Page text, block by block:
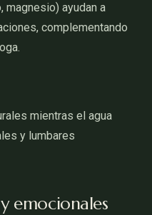
magnesio) ayudan a
complementando
mientras el agua
y lumbares
emocionales